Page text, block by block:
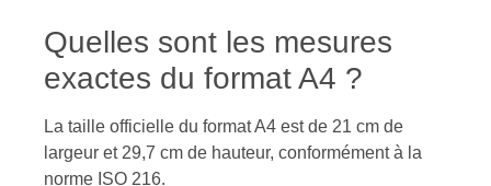
Quelles sont les mesures
exactes du format A4 ?
La taille officielle du format A4 est de 21 cm de
largeur et 29,7 cm de hauteur, conformément à la
norme ISO 216.